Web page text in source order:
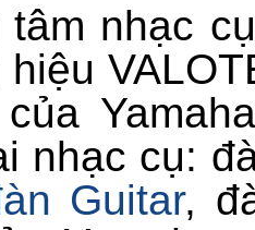
nhạc cụ
nhạc cụ:
Guitar,